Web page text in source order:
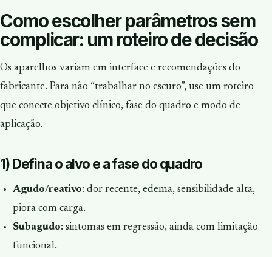
Como escolher parâmetros sem
complicar: um roteiro de decisão
Os aparelhos variam em interface e recomendações do
fabricante. Para não “trabalhar no escuro”, use um roteiro
que conecte objetivo clínico, fase do quadro e modo de
aplicação.
1) Defina o alvo e a fase do quadro
Agudo/reativo: dor recente, edema, sensibilidade alta,
piora com carga.
Subagudo: sintomas em regressão, ainda com limitação
funcional.